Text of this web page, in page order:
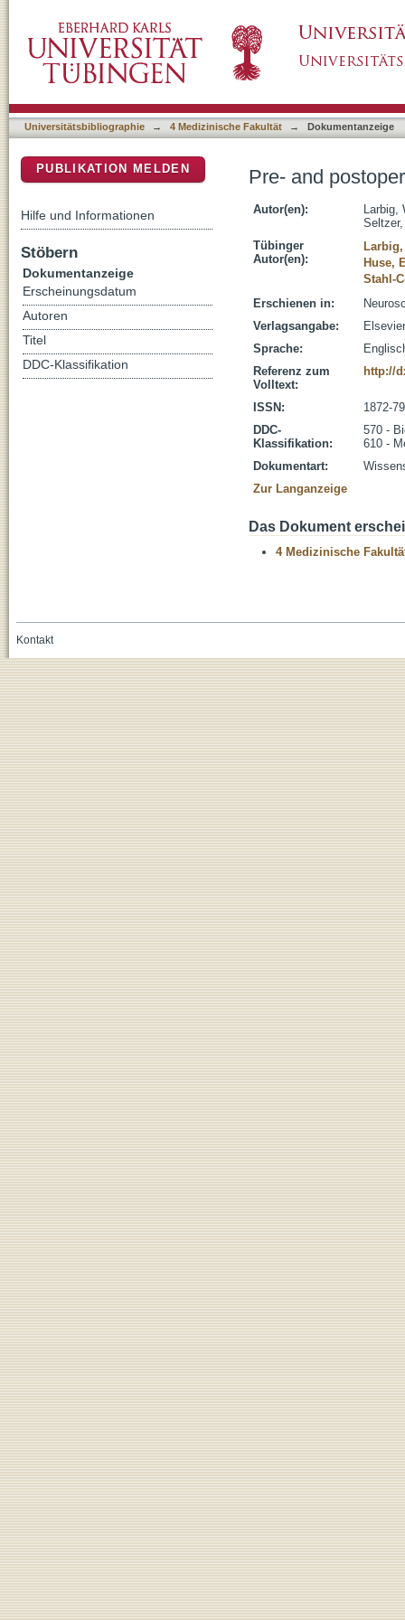
Universitätsbibliographie → 4 Medizinische Fakultät → Dokumentanzeige
Pre- and
Autor(en):
Larbig,
Tübinger
Autor(en):
Huse,
Stahl-
Erschienen in:
Verlagsangabe:
Sprache:
Referenz zum
Volltext:
http://
ISSN:
1872-
DDC-
Klassifikation:
570 -
610 -
Dokumentart:
Zur Langanzeige
Das Dokument
4 Medizinische
PUBLIKATION MELDEN
Hilfe und Informationen
Stöbern
Dokumentanzeige
Erscheinungsdatum
Autoren
Titel
DDC-Klassifikation
Kontakt